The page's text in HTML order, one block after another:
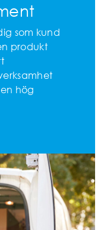
som kund
produkt
hög